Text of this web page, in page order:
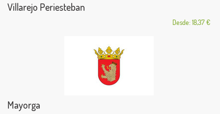
Villarejo Periesteban
Desde: 18,37 €
Mayorga